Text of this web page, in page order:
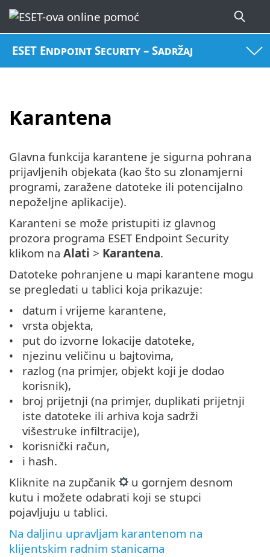
ESET Endpoint Security – Sadržaj
Karantena
Glavna funkcija karantene je sigurna pohrana
prijavljenih objekata (kao što su zlonamjerni
programi, zaražene datoteke ili potencijalno
nepoželjne aplikacije).
Karanteni se može pristupiti iz glavnog
prozora programa ESET Endpoint Security
klikom na Alati > Karantena.
Datoteke pohranjene u mapi karantene mogu
se pregledati u tablici koja prikazuje:
datum i vrijeme karantene,
vrsta objekta,
put do izvorne lokacije datoteke,
njezinu veličinu u bajtovima,
razlog (na primjer, objekt koji je dodao
korisnik),
broj prijetnji (na primjer, duplikati prijetnji
iste datoteke ili arhiva koja sadrži
višestruke infiltracije),
korisnički račun,
i hash.
Kliknite na zupčanik
u gornjem desnom
kutu i možete odabrati koji se stupci
pojavljuju u tablici.
Na daljinu upravljam karantenom na
klijentskim radnim stanicama